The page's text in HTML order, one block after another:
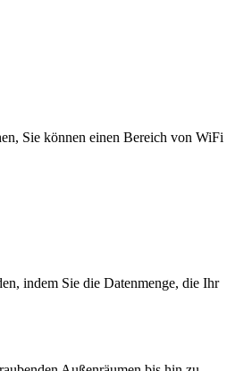
Sie können einen Bereich von WiFi
indem Sie die Datenmenge, die Ihr